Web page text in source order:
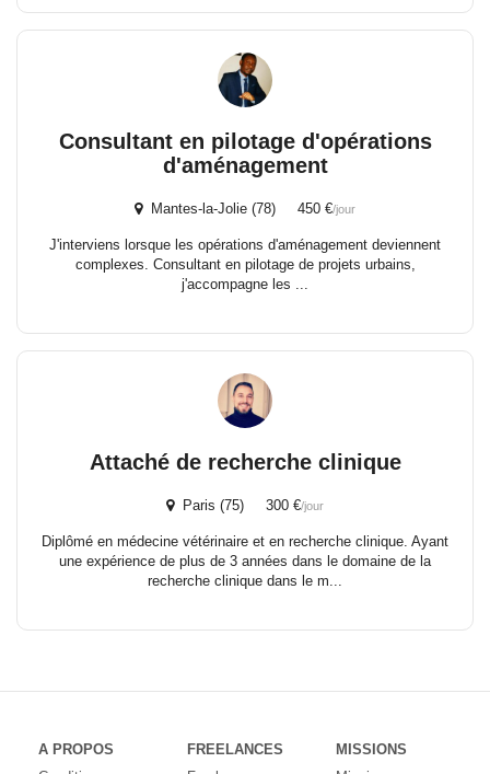
Consultant en pilotage d'opérations
d'aménagement
Mantes-la-Jolie (78) 450 €/jour
J'interviens lorsque les opérations d'aménagement deviennent
complexes. Consultant en pilotage de projets urbains,
j'accompagne les ...
Attaché de recherche clinique
Paris (75) 300 €/jour
Diplômé en médecine vétérinaire et en recherche clinique. Ayant
une expérience de plus de 3 années dans le domaine de la
recherche clinique dans le m...
A PROPOS
FREELANCES
MISSIONS